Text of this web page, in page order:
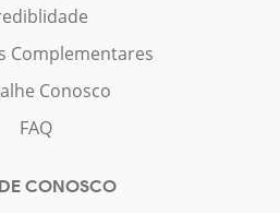
Complementares
Conosco
FAQ
CONOSCO